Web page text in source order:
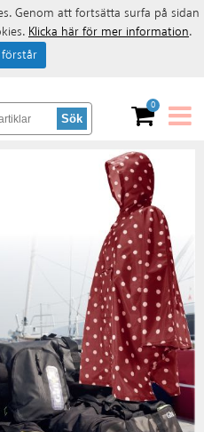
0
Genom att fortsätta surfa på sidan
Klicka här för mer information.
förstår